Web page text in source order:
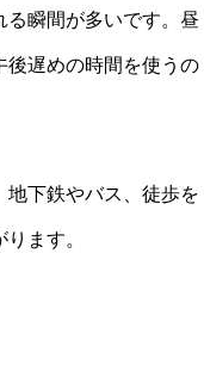
る瞬間が多いです。昼
後遅めの時間を使うの
地下鉄やバス、徒歩を
ます。